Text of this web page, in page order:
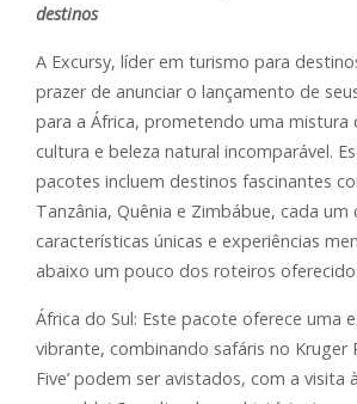
destinos
A Excursy, líder em turismo para
prazer de anunciar o lançamento de
para a África, prometendo uma mistura
cultura e beleza natural incomparável.
pacotes incluem destinos fascinantes
Tanzânia, Quênia e Zimbábue, cada um
características únicas e experiências
abaixo um pouco dos roteiros
África do Sul: Este pacote oferece uma
vibrante, combinando safáris no Kruger
Five’ podem ser avistados, com a visita